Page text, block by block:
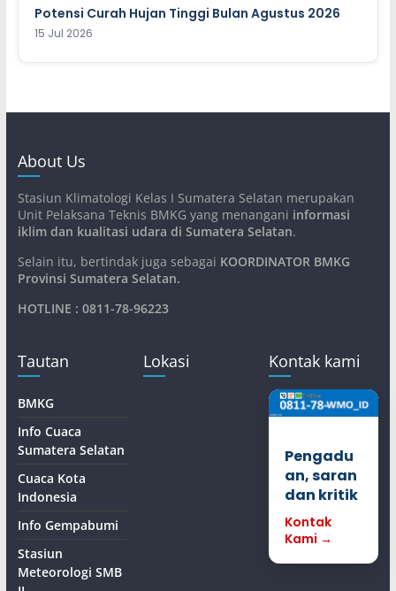
Potensi Curah Hujan Tinggi Bulan Agustus 2026
15 Jul 2026
About Us
Stasiun Klimatologi Kelas I Sumatera Selatan merupakan
Unit Pelaksana Teknis BMKG yang menangani informasi
iklim dan kualitasi udara di Sumatera Selatan.
Selain itu, bertindak juga sebagai KOORDINATOR BMKG
Provinsi Sumatera Selatan.
HOTLINE : 0811-78-96223
Tautan
BMKG
Info Cuaca
Sumatera Selatan
Cuaca Kota
Indonesia
Info Gempabumi
Stasiun
Meteorologi SMB
Lokasi Kontak kami
Pengadu
an, saran
dan kritik
Kontak
Kami →